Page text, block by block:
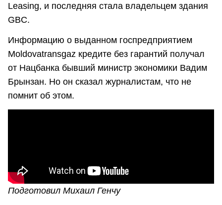
Leasing, и последняя стала владельцем здания
GBC.
Информацию о выданном госпредприятием
Moldovatransgaz кредите без гарантий получал
от Нацбанка бывший министр экономики Вадим
Брынзан. Но он сказал журналистам, что не
помнит об этом.
Подготовил Михаил Генчу